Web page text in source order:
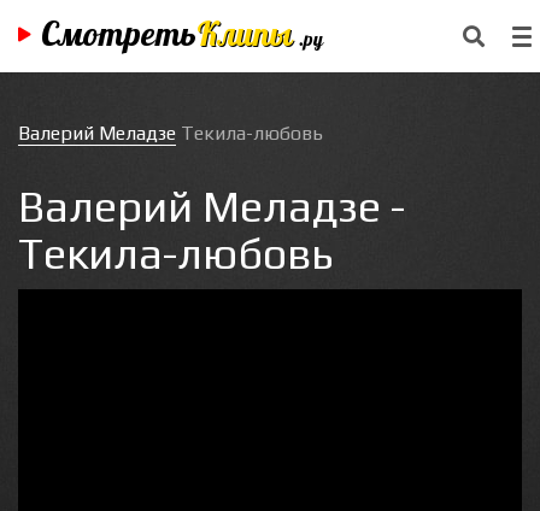
СмотретьКлипы .ру
Валерий Меладзе Текила-любовь
Валерий Меладзе -
Текила-любовь